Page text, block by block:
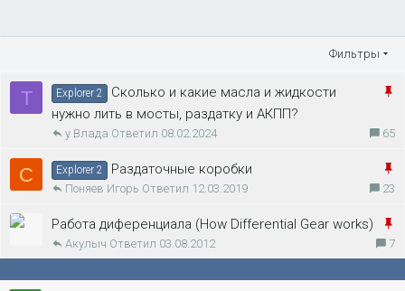
Фильтры
T
к
е
Explorer 2
Сколько и какие масла и жидкости
нужно лить в мосты, раздатку и АКПП?
65
08.02.2024
у Влада
С
е
п
Explorer 2 Раздаточные коробки
23
12.03.2019
Поняев Игорь
а
Работа диференциала (How Differential Gear works)
7
03.08.2012
Акулыч